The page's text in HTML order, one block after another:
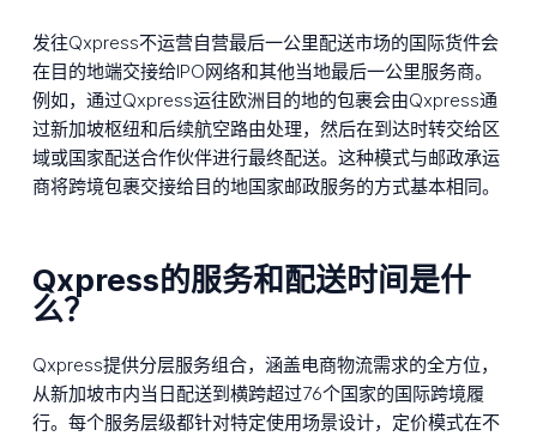
发往Qxpress不运营自营最后一公里配送市场的国际货件会
在目的地端交接给IPO网络和其他当地最后一公里服务商。
例如，通过Qxpress运往欧洲目的地的包裹会由Qxpress通
过新加坡枢纽和后续航空路由处理，然后在到达时转交给区
域或国家配送合作伙伴进行最终配送。这种模式与邮政承运
商将跨境包裹交接给目的地国家邮政服务的方式基本相同。
Qxpress的服务和配送时间是什
么？
Qxpress提供分层服务组合，涵盖电商物流需求的全方位，
从新加坡市内当日配送到横跨超过76个国家的国际跨境履
行。每个服务层级都针对特定使用场景设计，定价模式在不